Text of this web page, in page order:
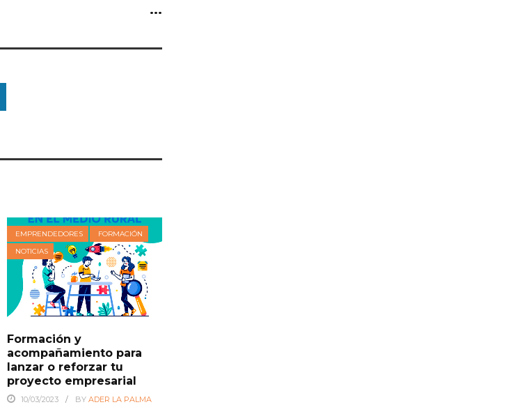
...
EMPRENDEDORES
FORMACIÓN
NOTICIAS
Formación y
acompañamiento para
lanzar o reforzar tu
proyecto empresarial
10/03/2023 BY ADER LA PALMA